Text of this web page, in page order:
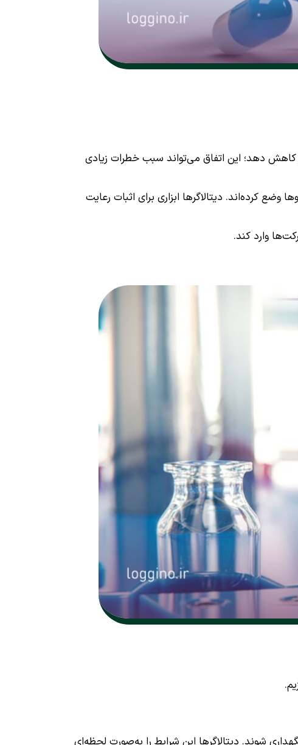
کاهش دهد؛ این اتفاق می‌تواند سبب خطرات زیادی
وضع کرده‌اند. دیتالاگرها ابزاری برای اثبات رعایت
وارد کند.
شوند. دیتالاگرها این شرایط را به‌صورت لحظه‌ای